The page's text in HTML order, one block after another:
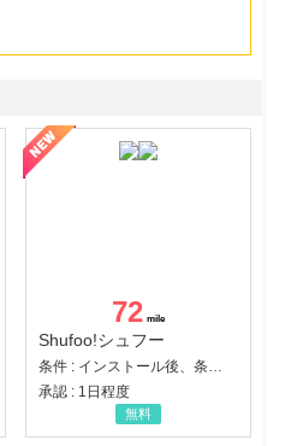
72
Shufoo!シュフー
条件 : インストール後、条件達成
承認 : 1日程度
無料